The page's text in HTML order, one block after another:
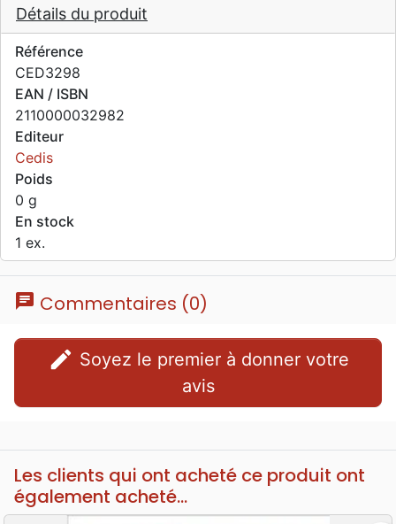
Détails du produit
Référence
CED3298
EAN / ISBN
2110000032982
Editeur
Cedis
Poids
0 g
En stock
1 ex.
chat Commentaires (0)
edit
avis
Les clients qui ont acheté ce produit ont
également acheté...